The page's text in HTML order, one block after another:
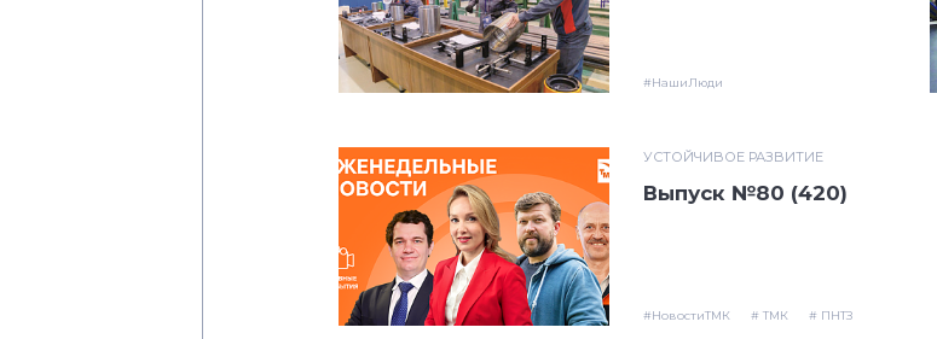
#НашиЛюди
УСТОЙЧИВОЕ РАЗВИТИЕ
Выпуск №80 (420)
#НовостиТМК # ТМК # ПНТЗ